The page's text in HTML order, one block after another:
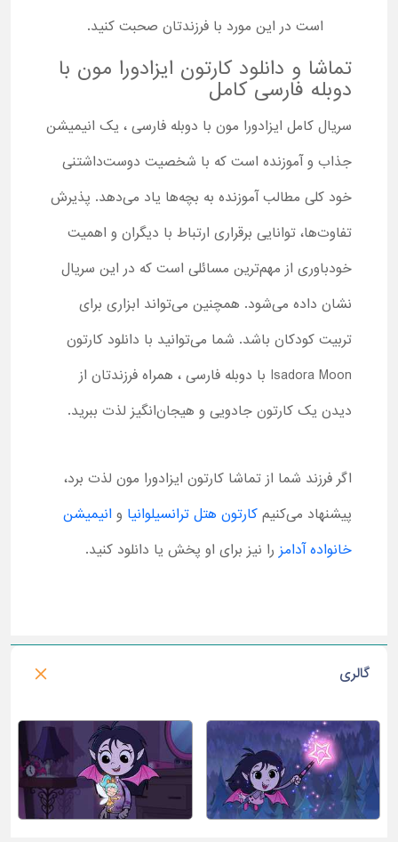
است در این مورد با فرزندتان صحبت کنید.
تماشا و دانلود کارتون ایزادورا مون با
دوبله فارسی کامل
سریال کامل ایزادورا مون با دوبله فارسی ، یک انیمیشن
جذاب و آموزنده است که با شخصیت دوست‌داشتنی
خود کلی مطالب آموزنده به بچه‌ها یاد می‌دهد. پذیرش
تفاوت‌ها، توانایی برقراری ارتباط با دیگران و اهمیت
خودباوری از مهم‌ترین مسائلی است که در این سریال
نشان داده می‌شود. همچنین می‌تواند ابزاری برای
تربیت کودکان باشد. شما می‌توانید با دانلود کارتون
Isadora Moon با دوبله فارسی ، همراه فرزندتان از
دیدن یک کارتون جادویی و هیجان‌انگیز لذت ببرید.
اگر فرزند شما از تماشا کارتون ایزادورا مون لذت برد،
پیشنهاد می‌کنیم کارتون هتل ترانسیلوانیا و انیمیشن
خانواده آدامز را نیز برای او پخش یا دانلود کنید.
گالری